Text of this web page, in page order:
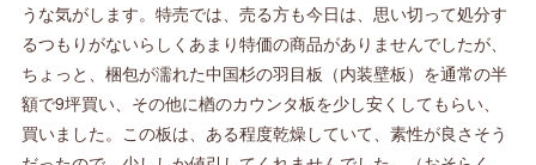
うな気がします。特売では、売る方も今日は、思い切って処分す
るつもりがないらしくあまり特価の商品がありませんでしたが、
ちょっと、梱包が濡れた中国杉の羽目板（内装壁板）を通常の半
額で9坪買い、その他に楢のカウンタ板を少し安くしてもらい、
買いました。この板は、ある程度乾燥していて、素性が良さそう